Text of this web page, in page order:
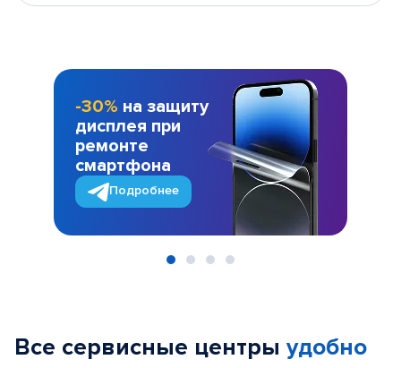
-30% на защиту
дисплея при
ремонте
смартфона
Подробнее
Все сервисные центры удобно